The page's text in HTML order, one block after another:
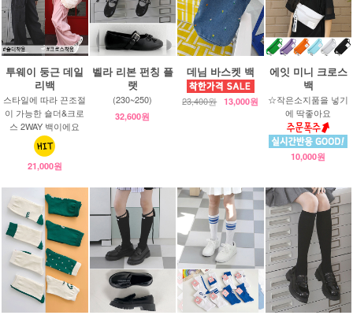
투웨이 둥근 데일
리백
스타일에 따라 끈조절
이 가능한 숄더&크로
스 2WAY 백이에요
21,000원
벨라 리본 펀칭 플
랫
(230~250)
32,600원
데님 바스켓 백
23,400원 13,000원
에잇 미니 크로스
백
☆작은소지품을 넣기
에 딱좋아요
10,000원